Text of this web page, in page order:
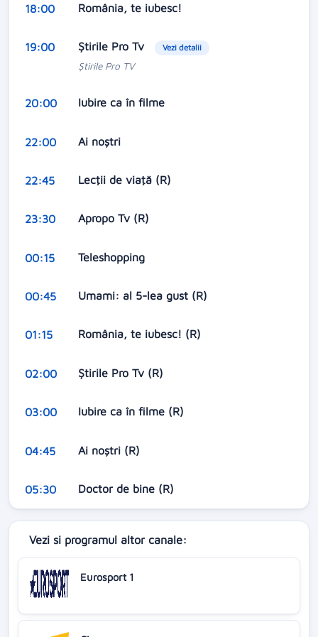
18:00 România, te iubesc!
19:00 Ştirile Pro Tv Vezi detalii
Ştirile Pro TV
20:00 Iubire ca în filme
22:00 Ai noştri
22:45 Lecţii de viaţă (R)
23:30 Apropo Tv (R)
00:15 Teleshopping
00:45 Umami: al 5-lea gust (R)
01:15 România, te iubesc! (R)
02:00 Ştirile Pro Tv (R)
03:00 Iubire ca în filme (R)
04:45 Ai noştri (R)
05:30 Doctor de bine (R)
Vezi si programul altor canale:
Eurosport 1